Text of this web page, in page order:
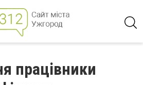
працівники